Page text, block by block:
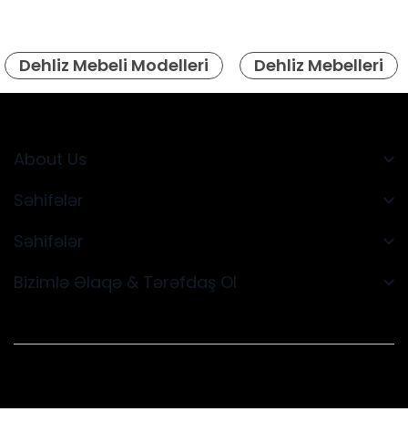
Dehliz Mebeli Modelleri Dehliz Mebelleri
About Us
Səhifələr
Səhifələr
Bizimlə Əlaqə & Tərəfdaş Ol